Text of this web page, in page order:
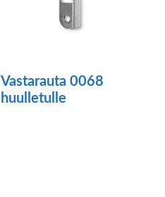
Vastarauta 0068
huulletulle